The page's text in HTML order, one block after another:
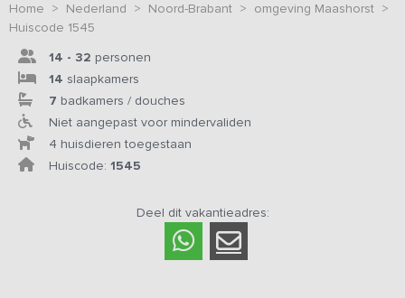
Home > Nederland > Noord-Brabant > omgeving Maashorst >
Huiscode 1545
14 - 32 personen
14 slaapkamers
7 badkamers / douches
Niet aangepast voor mindervaliden
4 huisdieren toegestaan
Huiscode: 1545
Deel dit vakantieadres: